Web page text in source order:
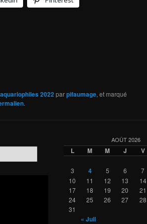
2022parpifaumage, et marqué
.
AOÛT 2026
L M M J V
3
4 5 6 7
10
11 12 13 14
17
18 19 20 21
24
25 26 27 28
31
« Juil